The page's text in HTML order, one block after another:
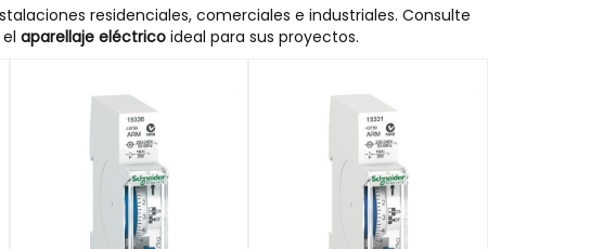
residenciales, comerciales e industriales. Consulte
aparellaje eléctricoideal para sus proyectos.